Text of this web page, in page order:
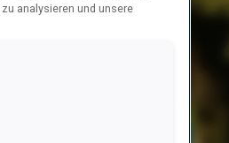
analysieren und unsere